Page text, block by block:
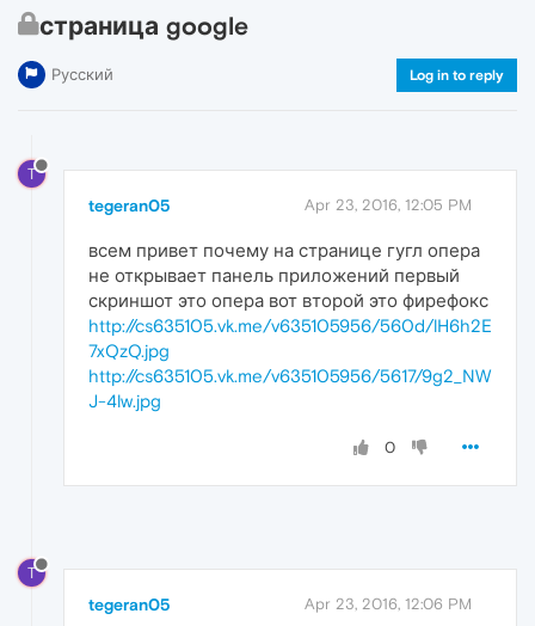
страница google
Русский Log in to reply
T
tegeran05 Apr 23, 2016, 12:05 PM
всем привет почему на странице гугл опера
не открывает панель приложений первый
скриншот это опера вот второй это фирефокс
http://cs635105.vk.me/v635105956/560d/lH6h2E
7xQzQ.jpg
http://cs635105.vk.me/v635105956/5617/9g2_NW
J-4lw.jpg
0
T
tegeran05 Apr 23, 2016, 12:06 PM